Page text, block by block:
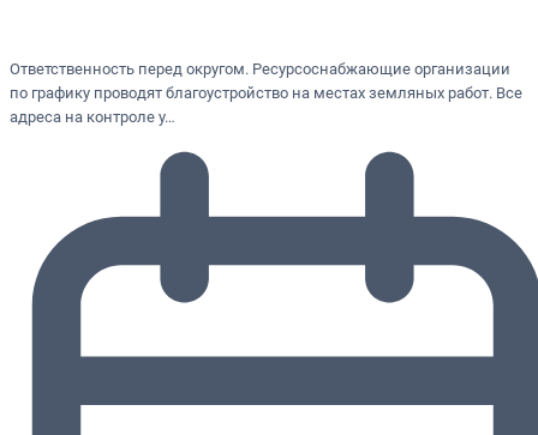
Ответственность перед округом. Ресурсоснабжающие организации
по графику проводят благоустройство на местах земляных работ. Все
адреса на контроле у…